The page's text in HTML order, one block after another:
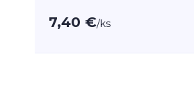
7,40 €/ks